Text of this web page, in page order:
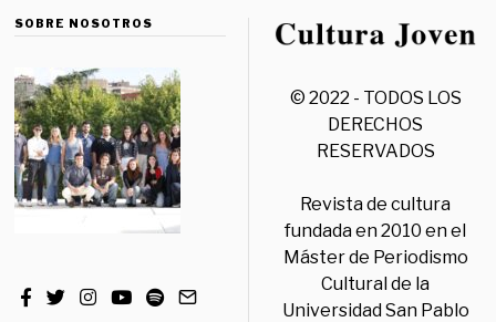
SOBRE NOSOTROS
© 2022 - TODOS LOS
DERECHOS
RESERVADOS
Revista de cultura
fundada en 2010 en el
Máster de Periodismo
Cultural de la
Universidad San Pablo